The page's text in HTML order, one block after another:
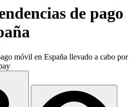
de pago
móvil en España llevado a cabo por